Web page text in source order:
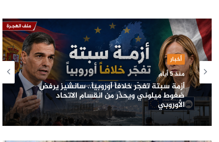
أخبار
منذ 5 أيام
أزمة سبتة تفجّر خلافاً أوروبياً.. سانشيز يرفض
ضغوط ميلوني ويحذّر من انقسام الاتحاد
الأوروبي